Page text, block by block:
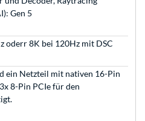
Gen 5
oderr 8K bei 120Hz mit DSC
ein Netzteil mit nativen 16-Pin
8-Pin PCIe für den